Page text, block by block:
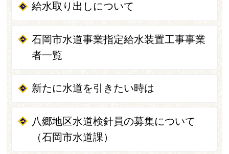
給水取り出しについて
石岡市水道事業指定給水装置工事事業
者一覧
新たに水道を引きたい時は
八郷地区水道検針員の募集について
（石岡市水道課）